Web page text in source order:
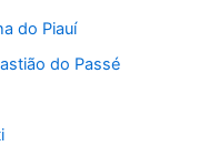
do Piauí
do Passé